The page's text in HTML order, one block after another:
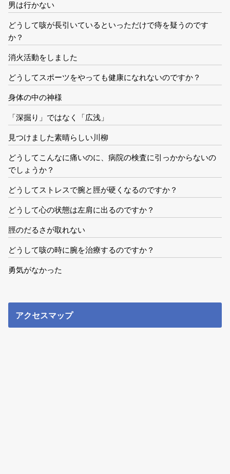
男は行かない
どうして咳が長引いているといっただけで痔を疑うのです
か？
消火活動をしました
どうしてスポーツをやっても健康になれないのですか？
身体の中の神様
「深掘り」ではなく「広浅」
見つけました素晴らしい川柳
どうしてこんなに痛いのに、病院の検査に引っかからないの
でしょうか？
どうしてストレスで腕と脛が硬くなるのですか？
どうして心の状態は左肩に出るのですか？
脛のだるさが取れない
どうして咳の時に腕を治療するのですか？
勇気がなかった
アクセスマップ